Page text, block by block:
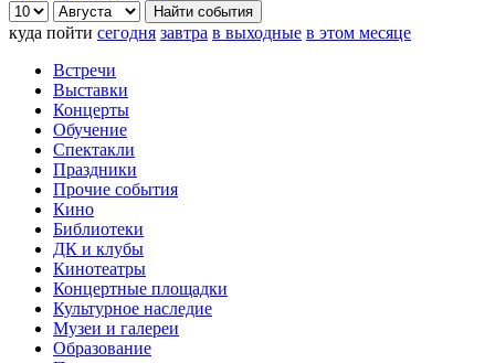
куда пойти сегодня завтра в выходные в этом месяце
Встречи
Выставки
Концерты
Обучение
Спектакли
Праздники
Прочие события
Кино
Библиотеки
ДК и клубы
Кинотеатры
Концертные площадки
Культурное наследие
Музеи и галереи
Образование